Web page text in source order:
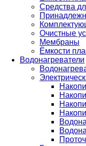
Средства
Очистные
Мембраны
Ёмкости
Водонагреватели